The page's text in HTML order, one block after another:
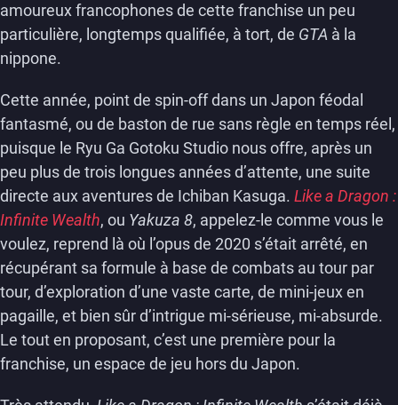
amoureux francophones de cette franchise un peu
particulière, longtemps qualifiée, à tort, de GTA à la
nippone.
Cette année, point de spin-off dans un Japon féodal
fantasmé, ou de baston de rue sans règle en temps réel,
puisque le Ryu Ga Gotoku Studio nous offre, après un
peu plus de trois longues années d’attente, une suite
directe aux aventures de Ichiban Kasuga. Like a Dragon :
Infinite Wealth, ou Yakuza 8, appelez-le comme vous le
voulez, reprend là où l’opus de 2020 s’était arrêté, en
récupérant sa formule à base de combats au tour par
tour, d’exploration d’une vaste carte, de mini-jeux en
pagaille, et bien sûr d’intrigue mi-sérieuse, mi-absurde.
Le tout en proposant, c’est une première pour la
franchise, un espace de jeu hors du Japon.